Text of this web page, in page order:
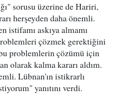
sorusu üzerine de Hariri,
herşeyden daha önemli.
istifamı askıya almamı
çözmek gerektiğini
problemlerin çözümü için
olarak kalma kararı aldım.
Lübnan'ın istikrarlı
yanıtını verdi.